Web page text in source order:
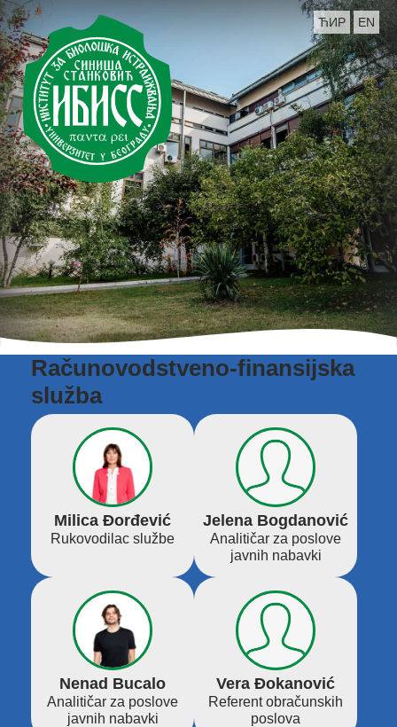
ЋИР EN
Računovodstveno-finansijska
služba
Milica Đorđević
Rukovodilac službe
Jelena Bogdanović
Analitičar za poslove
javnih nabavki
Nenad Bucalo
Analitičar za poslove
javnih nabavki
Vera Đokanović
Referent obračunskih
poslova